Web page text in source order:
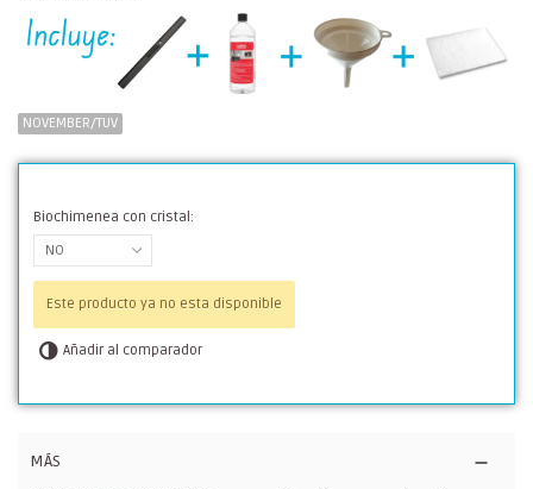
NOVEMBER/TUV
Biochimenea con cristal:
NO
Este producto ya no esta disponible
Añadir al comparador
MÁS